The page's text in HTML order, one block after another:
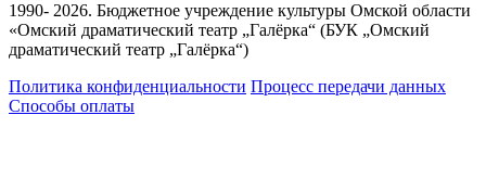
1990- 2026. Бюджетное учреждение культуры Омской области
«Омский драматический театр „Галёрка“ (БУК „Омский
драматический театр „Галёрка“)
Политика конфиденциальности Процесс передачи данных
Способы оплаты